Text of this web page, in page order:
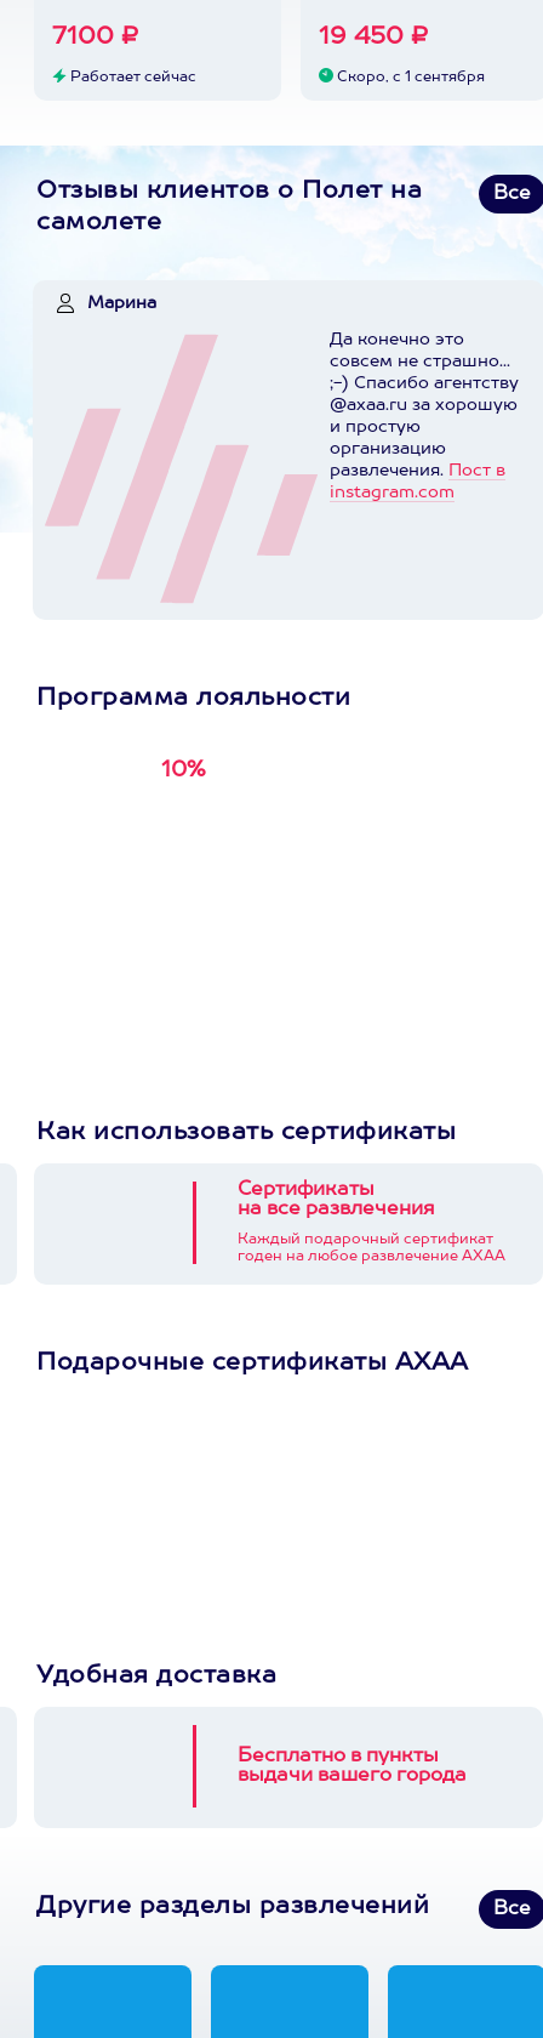
7100 ₽
Работает сейчас
19 450 ₽
Скоро, с 1 сентября
Отзывы клиентов о Полет на
самолете
Все
Марина
Да конечно это
совсем не страшно...
;-) Спасибо агентству
@axaa.ru за хорошую
и простую
организацию
развлечения. Пост в
instagram.com
Программа лояльности
10%
Как использовать сертификаты
Сертификаты
на все развлечения
Каждый подарочный сертификат
годен на любое развлечение АХАА
Подарочные сертификаты АХАА
Удобная доставка
Бесплатно в пункты
выдачи вашего города
Другие разделы развлечений Все